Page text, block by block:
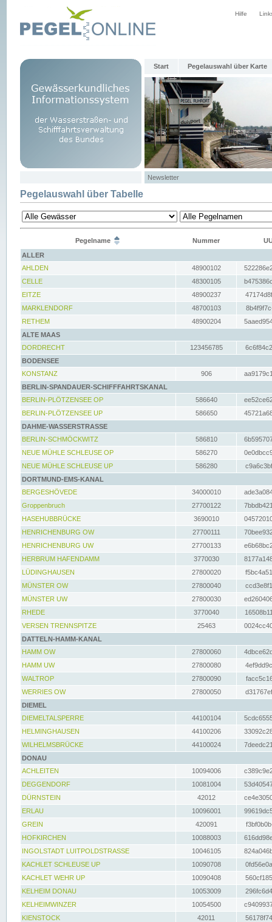
Hilfe
Start Pegelauswahl über Karte
Newsletter
Pegelauswahl über Tabelle
Pegelname Nummer
ALLER
AHLDEN
48900102
CELLE
48300105
EITZE
48900237
MARKLENDORF
48700103
RETHEM
48900204
ALTE MAAS
DORDRECHT
123456785
BODENSEE
KONSTANZ
906
BERLIN-SPANDAUER-SCHIFFFAHRTSKANAL
BERLIN-PLÖTZENSEE OP
586640
BERLIN-PLÖTZENSEE UP
586650
DAHME-WASSERSTRASSE
BERLIN-SCHMÖCKWITZ
586810
NEUE MÜHLE SCHLEUSE OP
586270
NEUE MÜHLE SCHLEUSE UP
586280
DORTMUND-EMS-KANAL
BERGESHÖVEDE
34000010
Groppenbruch
27700122
HASEHUBBRÜCKE
3690010
HENRICHENBURG OW
27700111
HENRICHENBURG UW
27700133
HERBRUM HAFENDAMM
3770030
LÜDINGHAUSEN
27800020
MÜNSTER OW
27800040
MÜNSTER UW
27800030
RHEDE
3770040
VERSEN TRENNSPITZE
25463
DATTELN-HAMM-KANAL
HAMM OW
27800060
HAMM UW
27800080
WALTROP
27800090
WERRIES OW
27800050
DIEMEL
DIEMELTALSPERRE
44100104
HELMINGHAUSEN
44100206
WILHELMSBRÜCKE
44100024
DONAU
ACHLEITEN
10094006
DEGGENDORF
10081004
DÜRNSTEIN
42012
ERLAU
10096001
GREIN
420091
HOFKIRCHEN
10088003
INGOLSTADT LUITPOLDSTRASSE
10046105
KACHLET SCHLEUSE UP
10090708
KACHLET WEHR UP
10090408
KELHEIM DONAU
10053009
KELHEIMWINZER
10054500
KIENSTOCK
42011